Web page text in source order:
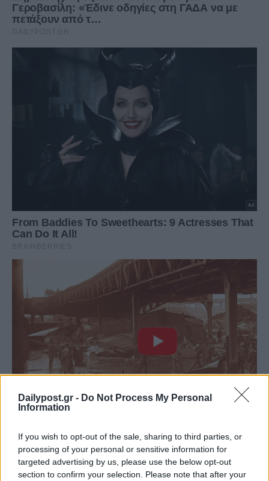
Dailypost.gr - Do Not Process My Personal
Information
If you wish to opt-out of the sale, sharing to third parties, or
processing of your personal or sensitive information for
targeted advertising by us, please use the below opt-out
section to confirm your selection. Please note that after your